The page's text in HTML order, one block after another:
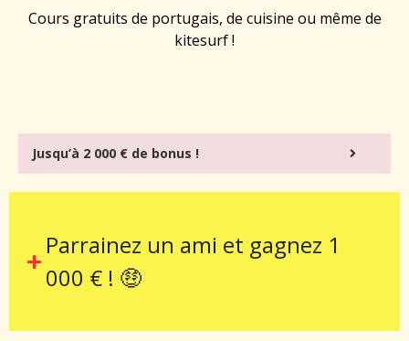
Cours gratuits de portugais, de cuisine ou même de
kitesurf !
Jusqu’à 2 000 € de bonus !
Parrainez un ami et gagnez 1
000 € ! 🤑